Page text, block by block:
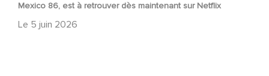
Mexico 86, est à retrouver dès maintenant sur Netflix
Le 5 juin 2026